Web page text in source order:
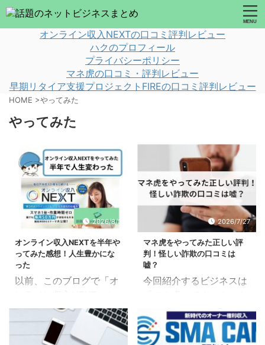
オンライン収入NEXTの口コミ評判レビュー
ハクのプロフィール
プライバシーポリシー
マネ虎の口コミ・評判レビュー
早期リタイア支援プロジェクトFIREの口コミ評判レビュー
HOME >やってみた
やってみた
2026/8/3
オンライン収入NEXTを半年や
ってみた感想！人生豊かにな
った
以前、このブログで「オ
いうネットビジネスを紹
介したのですが、みなさ
ん覚えていますか。 この
2026/7/27
マネ虎をやってみた正しい評
判！怪しい詐欺の口コミは
嘘？
今回紹介するビジネスは
上でかなり注目されてい
るビジネスで今後さらに
注目度アップが予想され